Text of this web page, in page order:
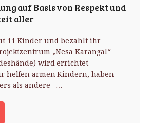
auf Basis von Respekt und
aller
11 Kinder und bezahlt ihr
„Nesa Karangal“
wird errichtet
helfen armen Kindern, haben
als andere –…